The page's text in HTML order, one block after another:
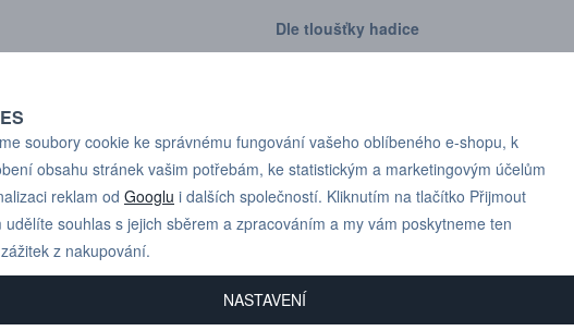
Dle tloušťky hadice
Pro technické dotazy
nebo poptávky volejte
+420 731 517 942 nebo pište
soubory cookie ke správnému fungování vašeho oblíbeného e-shopu, k
obsahu stránek vašim potřebám, ke statistickým a marketingovým účelům
reklam od Googlu i dalších společností. Kliknutím na tlačítko Přijmout
udělíte souhlas s jejich sběrem a zpracováním a my vám poskytneme ten
z nakupování.
NASTAVENÍ